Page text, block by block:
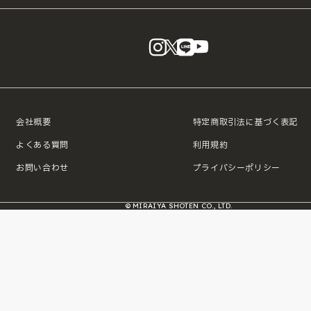
instagram
X LINE
会社概要
よくある質問
お問い合わせ
特定商取引法に基づく表記
利用規約
プライバシーポリシー
© MIRAIYA SHOTEN CO., LTD.